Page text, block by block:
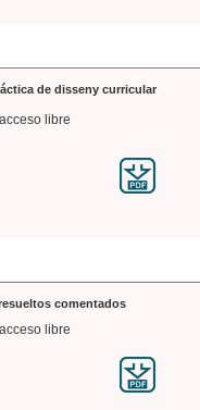
de disseny curricular
libre
comentados
libre